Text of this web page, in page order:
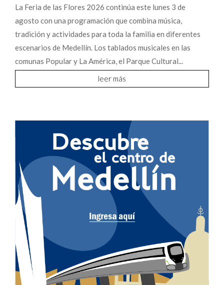
La Feria de las Flores 2026 continúa este lunes 3 de
agosto con una programación que combina música,
tradición y actividades para toda la familia en diferentes
escenarios de Medellín. Los tablados musicales en las
comunas Popular y La América, el Parque Cultural...
leer más